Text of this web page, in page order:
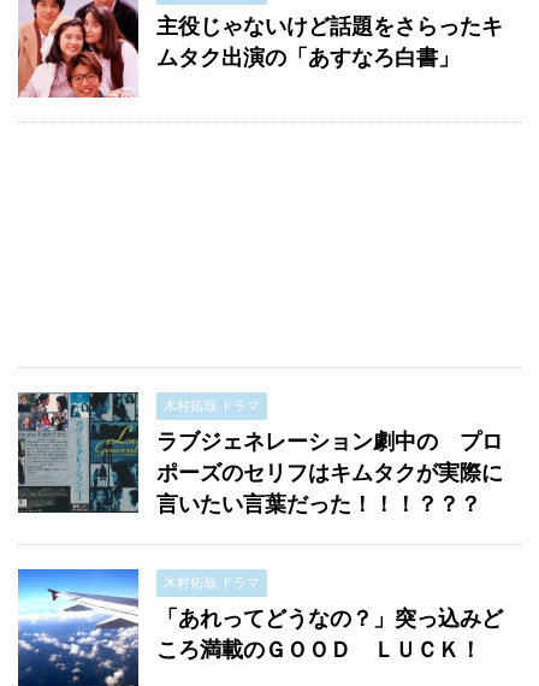
主役じゃないけど話題をさらったキ
ムタク出演の「あすなろ白書」
木村拓哉 ドラマ
ラブジェネレーション劇中の プロ
ポーズのセリフはキムタクが実際に
言いたい言葉だった！！！？？？
木村拓哉 ドラマ
「あれってどうなの？」突っ込みど
ころ満載のＧＯＯＤ ＬＵＣＫ！